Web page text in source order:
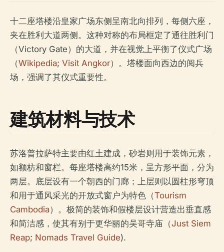
十二座塔楼沿皇家广场东侧呈南北向排列，每侧六座，
夹在胜利大道两侧。这种对称的布局框定了通往胜利门
（Victory Gate）的大道，并在视觉上平衡了仪式广场
（Wikipedia; Visit Angkor）。塔楼面向西边的阅兵
场，强调了其仪式重要性。
建筑材料与技术
苏洛普拉萨特主要由红土建成，砂岩则用于装饰元素，
如额枋和窗栏。每座塔楼高约15米，呈方形平面，分为
两层。底层设有一个朝西的门廊；上层则以圆柱形穹顶
和用于通风采光的开放式窗户为特色（Tourism
Cambodia）。极简的装饰和假楼层设计营造出垂直感
和简洁感，使其有别于更华丽的吴哥寺庙（Just Siem
Reap; Nomads Travel Guide).